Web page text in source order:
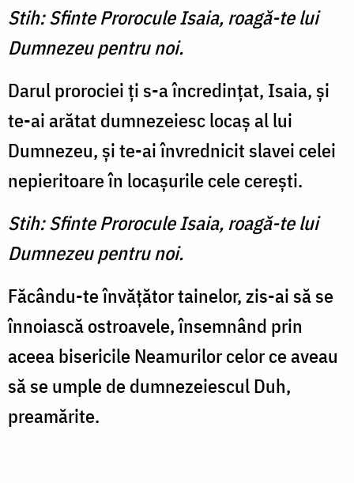
Stih: Sfinte Prorocule Isaia, roagă-te lui
Dumnezeu pentru noi.
Darul prorociei ţi s-a încredinţat, Isaia, şi
te-ai arătat dumnezeiesc locaş al lui
Dumnezeu, şi te-ai învrednicit slavei celei
nepieritoare în locaşurile cele cereşti.
Stih: Sfinte Prorocule Isaia, roagă-te lui
Dumnezeu pentru noi.
Făcându-te învăţător tainelor, zis-ai să se
înnoiască ostroavele, însemnând prin
aceea bisericile Neamurilor celor ce aveau
să se umple de dumnezeiescul Duh,
preamărite.